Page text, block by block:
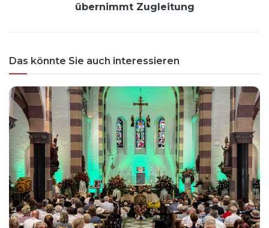
übernimmt Zugleitung
Das könnte Sie auch interessieren